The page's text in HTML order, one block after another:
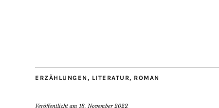
ERZÄHLUNGEN, LITERATUR, ROMAN
Veröffentlicht am 18. November 2022